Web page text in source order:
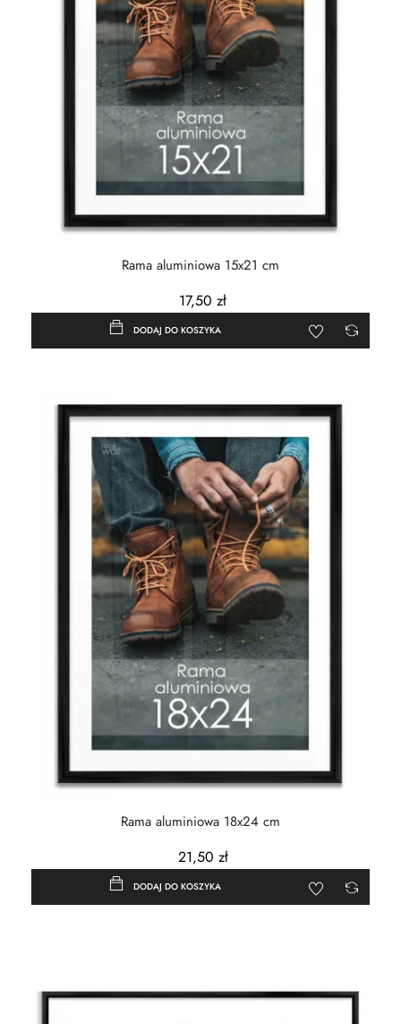
Rama aluminiowa 15x21 cm
17,50 zł
DODAJ DO KOSZYKA
Rama aluminiowa 18x24 cm
21,50 zł
DODAJ DO KOSZYKA